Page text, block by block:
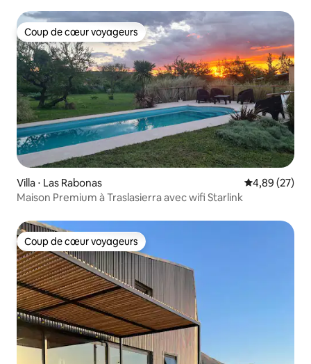
Coup de cœur voyageurs
Coup de cœur voyageurs
Villa ⋅ Las Rabonas Évaluation
4,89 (27)
Maison Premium à Traslasierra avec wifi Starlink
Coup de cœur voyageurs
Coup de cœur voyageurs